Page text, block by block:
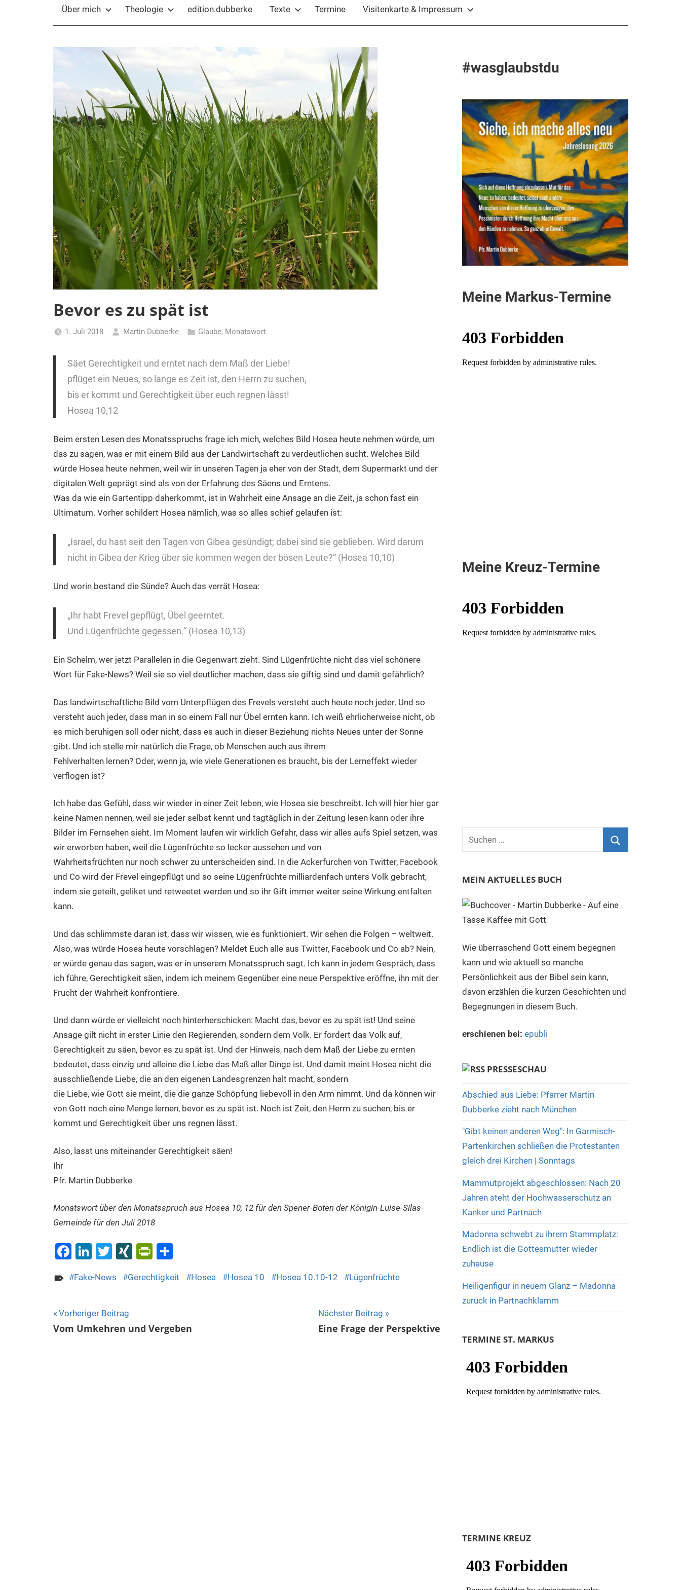
Über mich Theologie edition.dubberke Texte Termine Visitenkarte & Impressum
Bevor es zu spät ist
1. Juli 2018 Martin Dubberke Glaube, Monatswort
Säet Gerechtigkeit und erntet nach dem Maß der Liebe!
pflüget ein Neues, so lange es Zeit ist, den Herrn zu suchen,
bis er kommt und Gerechtigkeit über euch regnen lässt!
Hosea 10,12
Beim ersten Lesen des Monatsspruchs frage ich mich, welches Bild Hosea heute nehmen würde, um
das zu sagen, was er mit einem Bild aus der Landwirtschaft zu verdeutlichen sucht. Welches Bild
würde Hosea heute nehmen, weil wir in unseren Tagen ja eher von der Stadt, dem Supermarkt und der
digitalen Welt geprägt sind als von der Erfahrung des Säens und Erntens.
Was da wie ein Gartentipp daherkommt, ist in Wahrheit eine Ansage an die Zeit, ja schon fast ein
Ultimatum. Vorher schildert Hosea nämlich, was so alles schief gelaufen ist:
„Israel, du hast seit den Tagen von Gibea gesündigt; dabei sind sie geblieben. Wird darum
nicht in Gibea der Krieg über sie kommen wegen der bösen Leute?“ (Hosea 10,10)
Und worin bestand die Sünde? Auch das verrät Hosea:
„Ihr habt Frevel gepflügt, Übel geerntet.
Und Lügenfrüchte gegessen.“ (Hosea 10,13)
Ein Schelm, wer jetzt Parallelen in die Gegenwart zieht. Sind Lügenfrüchte nicht das viel schönere
Wort für Fake-News? Weil sie so viel deutlicher machen, dass sie giftig sind und damit gefährlich?
Das landwirtschaftliche Bild vom Unterpflügen des Frevels versteht auch heute noch jeder. Und so
versteht auch jeder, dass man in so einem Fall nur Übel ernten kann. Ich weiß ehrlicherweise nicht, ob
es mich beruhigen soll oder nicht, dass es auch in dieser Beziehung nichts Neues unter der Sonne
gibt. Und ich stelle mir natürlich die Frage, ob Menschen auch aus ihrem
Fehlverhalten lernen? Oder, wenn ja, wie viele Generationen es braucht, bis der Lerneffekt wieder
verflogen ist?
Ich habe das Gefühl, dass wir wieder in einer Zeit leben, wie Hosea sie beschreibt. Ich will hier hier gar
keine Namen nennen, weil sie jeder selbst kennt und tagtäglich in der Zeitung lesen kann oder ihre
Bilder im Fernsehen sieht. Im Moment laufen wir wirklich Gefahr, dass wir alles aufs Spiel setzen, was
wir erworben haben, weil die Lügenfrüchte so lecker aussehen und von
Wahrheitsfrüchten nur noch schwer zu unterscheiden sind. In die Ackerfurchen von Twitter, Facebook
und Co wird der Frevel eingepflügt und so seine Lügenfrüchte milliardenfach unters Volk gebracht,
indem sie geteilt, geliket und retweetet werden und so ihr Gift immer weiter seine Wirkung entfalten
kann.
Und das schlimmste daran ist, dass wir wissen, wie es funktioniert. Wir sehen die Folgen – weltweit.
Also, was würde Hosea heute vorschlagen? Meldet Euch alle aus Twitter, Facebook und Co ab? Nein,
er würde genau das sagen, was er in unserem Monatsspruch sagt. Ich kann in jedem Gespräch, dass
ich führe, Gerechtigkeit säen, indem ich meinem Gegenüber eine neue Perspektive eröffne, ihn mit der
Frucht der Wahrheit konfrontiere.
Und dann würde er vielleicht noch hinterherschicken: Macht das, bevor es zu spät ist! Und seine
Ansage gilt nicht in erster Linie den Regierenden, sondern dem Volk. Er fordert das Volk auf,
Gerechtigkeit zu säen, bevor es zu spät ist. Und der Hinweis, nach dem Maß der Liebe zu ernten
bedeutet, dass einzig und alleine die Liebe das Maß aller Dinge ist. Und damit meint Hosea nicht die
ausschließende Liebe, die an den eigenen Landesgrenzen halt macht, sondern
die Liebe, wie Gott sie meint, die die ganze Schöpfung liebevoll in den Arm nimmt. Und da können wir
von Gott noch eine Menge lernen, bevor es zu spät ist. Noch ist Zeit, den Herrn zu suchen, bis er
kommt und Gerechtigkeit über uns regnen lässt.
Also, lasst uns miteinander Gerechtigkeit säen!
Ihr
Pfr. Martin Dubberke
Monatswort über den Monatsspruch aus Hosea 10, 12 für den Spener-Boten der Königin-Luise-Silas-
Gemeinde für den Juli 2018
Facebook
LinkedIn
Twitter
XINGPrintFriendly
Teilen
Fake-News Gerechtigkeit Hosea Hosea 10 Hosea 10.10-12 Lügenfrüchte
Beitragsnavigation
Vorheriger Beitrag
Vom Umkehren und Vergeben
Nächster Beitrag
Eine Frage der Perspektive
#wasglaubstdu
Meine Markus-Termine
Meine Kreuz-Termine
Suchen
nach:
MEIN AKTUELLES BUCH
Wie überraschend Gott einem begegnen
kann und wie aktuell so manche
Persönlichkeit aus der Bibel sein kann,
davon erzählen die kurzen Geschichten und
Begegnungen in diesem Buch.
erschienen bei: epubli
PRESSESCHAU
Abschied aus Liebe: Pfarrer Martin
Dubberke zieht nach München
"Gibt keinen anderen Weg": In Garmisch-
Partenkirchen schließen die Protestanten
gleich drei Kirchen | Sonntags
Mammutprojekt abgeschlossen: Nach 20
Jahren steht der Hochwasserschutz an
Kanker und Partnach
Madonna schwebt zu ihrem Stammplatz:
Endlich ist die Gottesmutter wieder
zuhause
Heiligenfigur in neuem Glanz – Madonna
zurück in Partnachklamm
TERMINE ST. MARKUS
TERMINE KREUZ